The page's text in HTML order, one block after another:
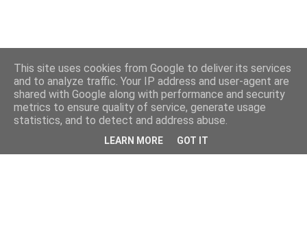
This site uses cookies from Google to deliver its services
and to analyze traffic. Your IP address and user-agent are
shared with Google along with performance and security
metrics to ensure quality of service, generate usage
statistics, and to detect and address abuse.
LEARN MORE GOT IT